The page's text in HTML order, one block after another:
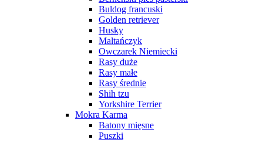
Buldog francuski
Golden retriever
Husky
Maltańczyk
Owczarek Niemiecki
Rasy duże
Rasy małe
Rasy średnie
Shih tzu
Yorkshire Terrier
Mokra Karma
Batony mięsne
Puszki